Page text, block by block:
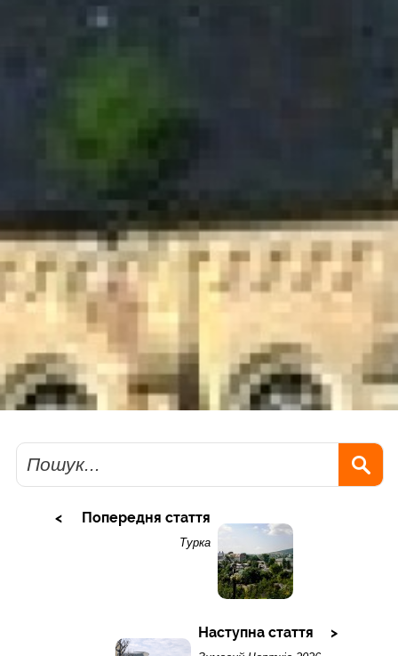
Пошук
Попередня стаття
Турка
Наступна стаття